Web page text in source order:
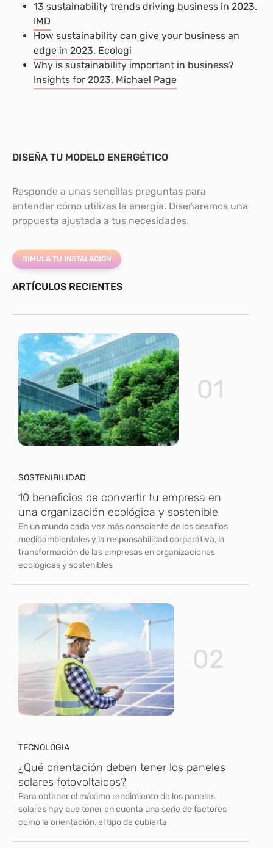
13 sustainability trends driving business in 2023.
IMD
How sustainability can give your business an
edge in 2023. Ecologi
Why is sustainability important in business?
Insights for 2023. Michael Page
DISEÑA TU MODELO ENERGÉTICO
Responde a unas sencillas preguntas para
entender cómo utilizas la energía. Diseñaremos una
propuesta ajustada a tus necesidades.
SIMULA TU INSTALACIÓN
ARTÍCULOS RECIENTES
01
SOSTENIBILIDAD
10 beneficios de convertir tu empresa en
una organización ecológica y sostenible
En un mundo cada vez más consciente de los desafíos
medioambientales y la responsabilidad corporativa, la
transformación de las empresas en organizaciones
ecológicas y sostenibles
02
TECNOLOGIA
¿Qué orientación deben tener los paneles
solares fotovoltaicos?
Para obtener el máximo rendimiento de los paneles
solares hay que tener en cuenta una serie de factores
como la orientación, el tipo de cubierta